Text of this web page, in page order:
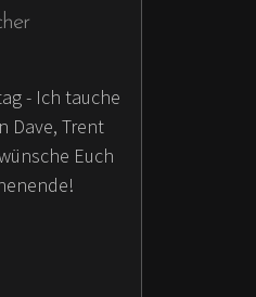
- Ich tauche
Dave, Trent
Euch